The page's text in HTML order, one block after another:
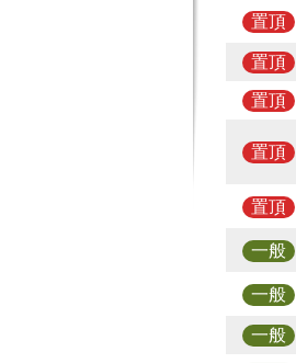
置頂
置頂
置頂
置頂
置頂
一般
一般
一般